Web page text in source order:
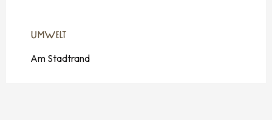
UMWELT
UMWELT
Am Stadtrand